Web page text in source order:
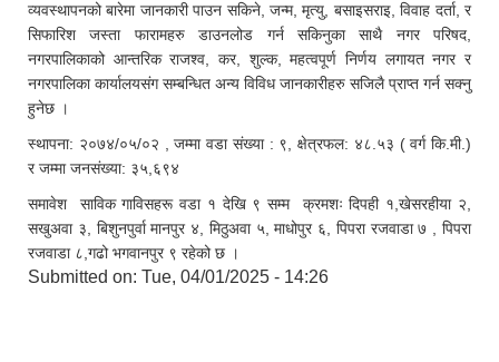
व्यवस्थापनको बारेमा जानकारी पाउन सकिने, जन्म, मृत्यु, बसाइसराइ, विवाह दर्ता, र
सिफारिश जस्ता फारामहरु डाउनलोड गर्न सकिनुका साथै नगर परिषद,
नगरपालिकाको आन्तरिक राजश्व, कर, शुल्क, महत्वपूर्ण निर्णय लगायत नगर र
नगरपालिका कार्यालयसंग सम्बन्धित अन्य विविध जानकारीहरु सजिलै प्राप्त गर्न सक्नु
हुनेछ ।
स्थापना: २०७४/०५/०२ , जम्मा वडा संख्या : ९, क्षेत्रफल: ४८.५३ ( वर्ग कि.मी.)
र जम्मा जनसंख्या: ३५,६९४
समावेश साविक गाविसहरू वडा १ देखि ९ सम्म क्रमशः दिपही १,खेसरहीया २,
सखुअवा ३, बिशुनपुर्वा मानपुर ४, मिठुअवा ५, माधोपुर ६, पिपरा रजवाडा ७ , पिपरा
रजवाडा ८,गढो भगवानपुर ९ रहेको छ ।
Submitted on: Tue, 04/01/2025 - 14:26